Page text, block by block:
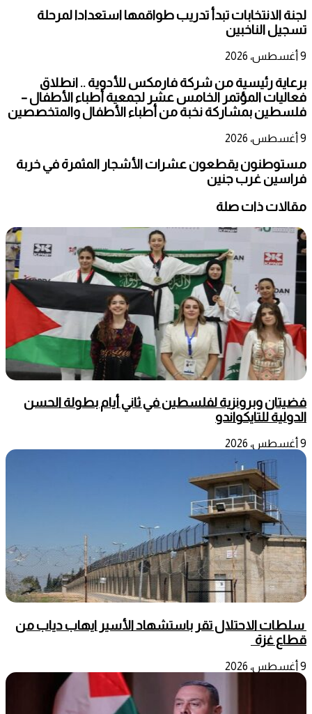
لجنة الانتخابات تبدأ تدريب طواقمها استعدادا لمرحلة
تسجيل الناخبين
9 أغسطس، 2026
برعاية رئيسية من شركة فارمكس للأدوية .. انطلاق
فعاليات المؤتمر الخامس عشر لجمعية أطباء الأطفال –
فلسطين بمشاركة نخبة من أطباء الأطفال والمتخصصين
9 أغسطس، 2026
مستوطنون يقطعون عشرات الأشجار المثمرة في خربة
فراسين غرب جنين
مقالات ذات صلة
فضيتان وبرونزية لفلسطين في ثاني أيام بطولة الحسن
الدولية للتايكواندو
9 أغسطس، 2026
سلطات الاحتلال تقر باستشهاد الأسير ايهاب دياب من
قطاع غزة
9 أغسطس، 2026